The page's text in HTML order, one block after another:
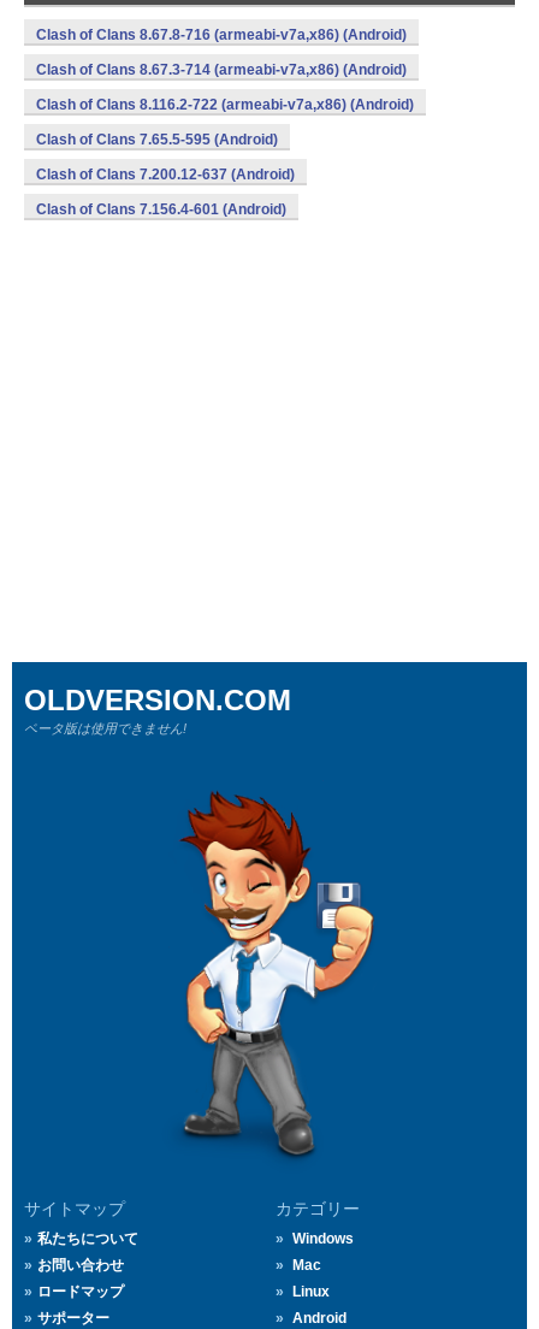
Clash of Clans 8.67.8-716 (armeabi-v7a,x86) (Android)
Clash of Clans 8.67.3-714 (armeabi-v7a,x86) (Android)
Clash of Clans 8.116.2-722 (armeabi-v7a,x86) (Android)
Clash of Clans 7.65.5-595 (Android)
Clash of Clans 7.200.12-637 (Android)
Clash of Clans 7.156.4-601 (Android)
サイトマップ
私たちについて
お問い合わせ
ロードマップ
サポーター
カテゴリー
Windows
Mac
Linux
Android
OLDVERSION.COM
ベータ版は使用できません!